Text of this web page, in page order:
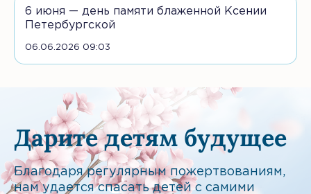
6 июня — день памяти блаженной Ксении
Петербургской
06.06.2026 09:03
Дарите детям будущее
Благодаря регулярным пожертвованиям,
нам удается спасать детей с самими